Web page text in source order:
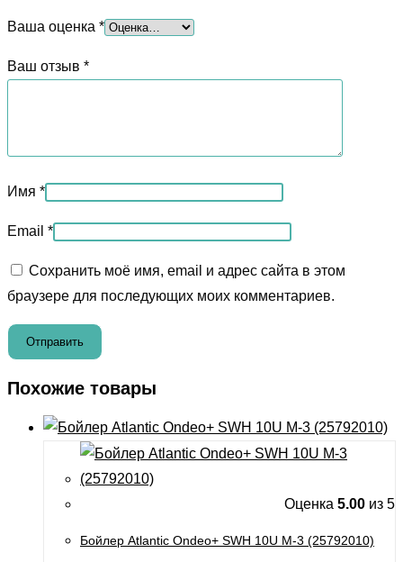
Ваша оценка *
Ваш отзыв *
Имя *
Email *
Сохранить моё имя, email и адрес сайта в этом
браузере для последующих моих комментариев.
Похожие товары
Оценка 5.00 из 5
Бойлер Atlantic Ondeo+ SWH 10U M-3 (25792010)